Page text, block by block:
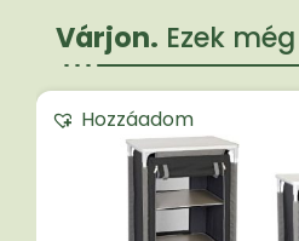
Várjon. Ezek
Hozzáadom